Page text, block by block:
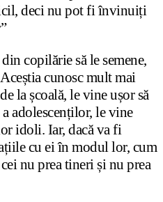
deci nu pot fi învinuiți
copilărie să le semene,
cunosc mult mai
la școală, le vine ușor să
adolescenților, le vine
idoli. Iar, dacă va fi
cu ei în modul lor, cum
nu prea tineri și nu prea